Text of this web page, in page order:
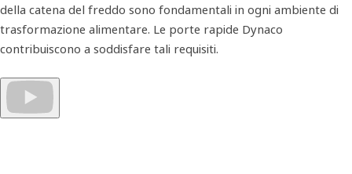
della catena del freddo sono fondamentali in ogni ambiente di
trasformazione alimentare. Le porte rapide Dynaco
contribuiscono a soddisfare tali requisiti.